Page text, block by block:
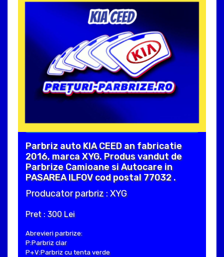
Parbriz auto KIA CEED an fabricatie
2016, marca XYG. Produs vandut de
Parbrize Camioane si Autocare in
PASAREA ILFOV cod postal 77032 .
Producator parbriz : XYG
Pret : 300 Lei
Abrevieri parbrize:
P:Parbriz clar
P+V:Parbriz cu tenta verde